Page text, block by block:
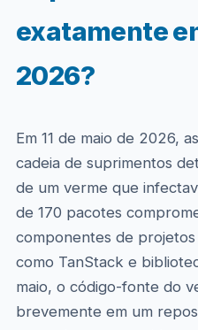
exatamente
2026?
Em 11 de maio de 2026,
cadeia de suprimentos
de um verme que
de 170 pacotes
componentes de
como TanStack e
maio, o código-fonte do
brevemente em um